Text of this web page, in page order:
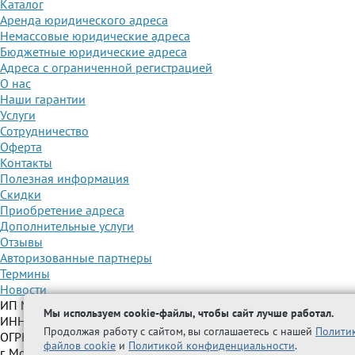
Каталог
Аренда юридического адреса
Немассовые юридические адреса
Бюджетные юридические адреса
Адреса с ограниченной регистрацией
О нас
Наши гарантии
Услуги
Сотрудничество
Оферта
Контакты
Полезная информация
Скидки
Приобретение адреса
Дополнительные услуги
Отзывы
Авторизованные партнеры
Термины
Новости
ИП Межидова А.М.
ИНН 501209692616
ОГРНИП 325508100296005
Мы используем cookie-файлы, чтобы сайт лучше работал.
Продолжая работу с сайтом, вы соглашаетесь с нашей
файлов cookie и Политикой конфиденциальности.